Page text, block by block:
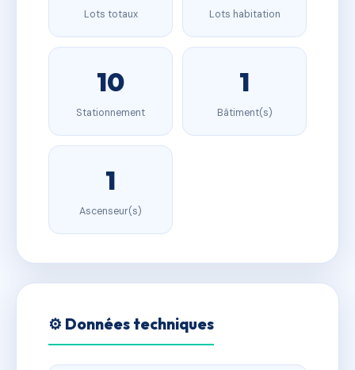
Lots totaux Lots habitation
10
Stationnement
1
Bâtiment(s)
1
Ascenseur(s)
⚙️ Données techniques